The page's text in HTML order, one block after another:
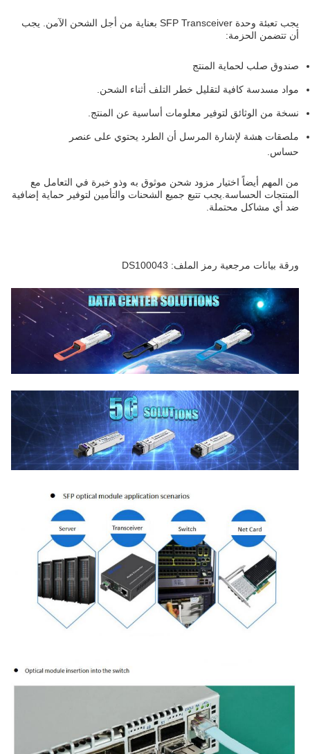
يجب تعبئة وحدة SFP Transceiver بعناية من أجل الشحن الآمن. يجب
أن تتضمن الحزمة:
صندوق صلب لحماية المنتج
مواد مسدسة كافية لتقليل خطر التلف أثناء الشحن.
نسخة من الوثائق لتوفير معلومات أساسية عن المنتج.
ملصقات هشة لإشارة المرسل أن الطرد يحتوي على عنصر
حساس.
من المهم أيضاً اختيار مزود شحن موثوق به وذو خبرة في التعامل مع
المنتجات الحساسة.يجب تتبع جميع الشحنات والتأمين لتوفير حماية إضافية
ضد أي مشاكل محتملة.
ورقة بيانات مرجعية رمز الملف: DS100043